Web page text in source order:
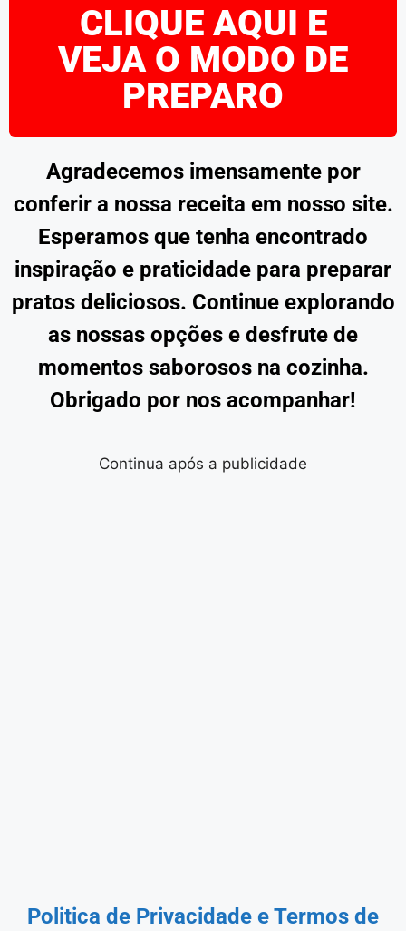
CLIQUE AQUI E
VEJA O MODO DE
PREPARO
Agradecemos imensamente por
conferir a nossa receita em nosso site.
Esperamos que tenha encontrado
inspiração e praticidade para preparar
pratos deliciosos. Continue explorando
as nossas opções e desfrute de
momentos saborosos na cozinha.
Obrigado por nos acompanhar!
Continua após a publicidade
Politica de Privacidade e Termos de